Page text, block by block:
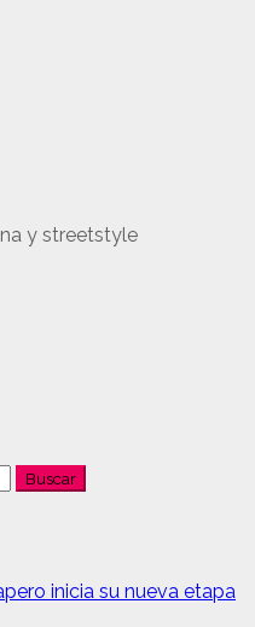
y streetstyle
inicia su nueva etapa